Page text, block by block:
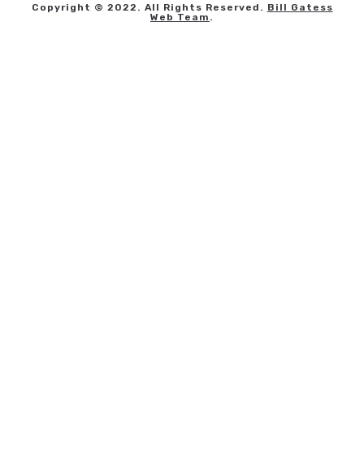
Copyright © 2022. All Rights Reserved. Bill Gatess
Web Team .